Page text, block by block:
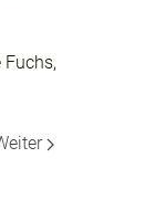
Fuchs,